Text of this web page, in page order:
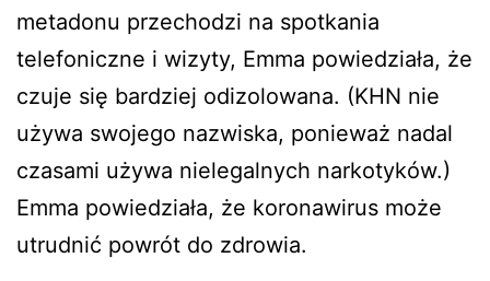
metadonu przechodzi na spotkania
telefoniczne i wizyty, Emma powiedziała, że
czuje się bardziej odizolowana. (KHN nie
używa swojego nazwiska, ponieważ nadal
czasami używa nielegalnych narkotyków.)
Emma powiedziała, że koronawirus może
utrudnić powrót do zdrowia.